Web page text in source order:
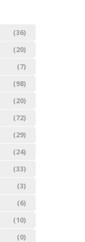
(36)
(20)
(7)
(98)
(20)
(72)
(29)
(24)
(33)
(3)
(6)
(10)
(0)